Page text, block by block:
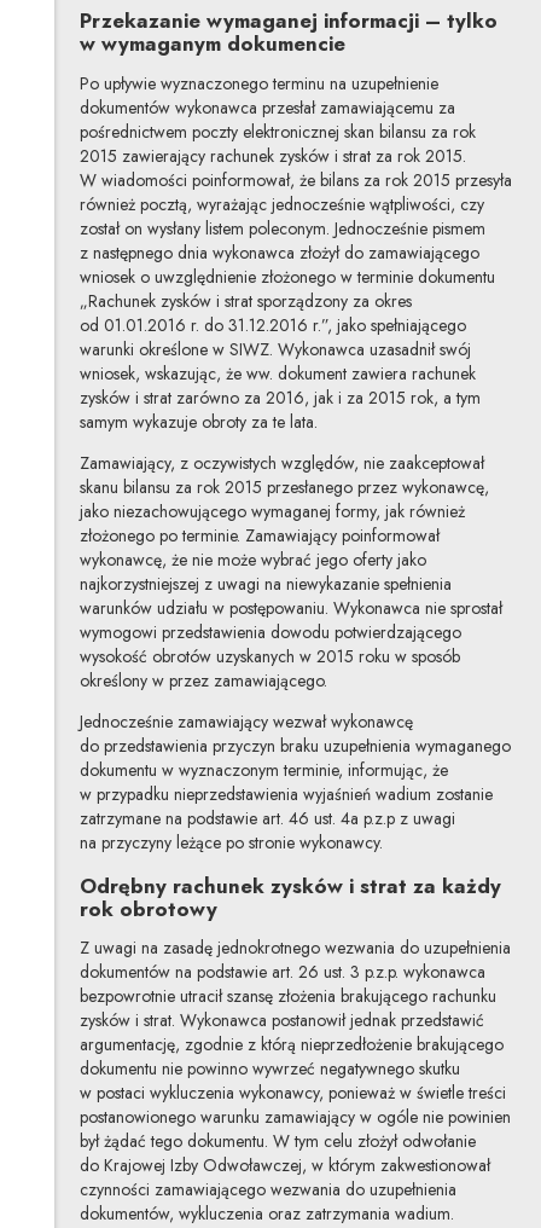
Przekazanie wymaganej informacji – tylko
w wymaganym dokumencie
Po upływie wyznaczonego terminu na uzupełnienie
dokumentów wykonawca przesłał zamawiającemu za
pośrednictwem poczty elektronicznej skan bilansu za rok
2015 zawierający rachunek zysków i strat za rok 2015.
W wiadomości poinformował, że bilans za rok 2015 przesyła
również pocztą, wyrażając jednocześnie wątpliwości, czy
został on wysłany listem poleconym. Jednocześnie pismem
z następnego dnia wykonawca złożył do zamawiającego
wniosek o uwzględnienie złożonego w terminie dokumentu
„Rachunek zysków i strat sporządzony za okres
od 01.01.2016 r. do 31.12.2016 r.”, jako spełniającego
warunki określone w SIWZ. Wykonawca uzasadnił swój
wniosek, wskazując, że ww. dokument zawiera rachunek
zysków i strat zarówno za 2016, jak i za 2015 rok, a tym
samym wykazuje obroty za te lata.
Zamawiający, z oczywistych względów, nie zaakceptował
skanu bilansu za rok 2015 przesłanego przez wykonawcę,
jako niezachowującego wymaganej formy, jak również
złożonego po terminie. Zamawiający poinformował
wykonawcę, że nie może wybrać jego oferty jako
najkorzystniejszej z uwagi na niewykazanie spełnienia
warunków udziału w postępowaniu. Wykonawca nie sprostał
wymogowi przedstawienia dowodu potwierdzającego
wysokość obrotów uzyskanych w 2015 roku w sposób
określony w przez zamawiającego.
Jednocześnie zamawiający wezwał wykonawcę
do przedstawienia przyczyn braku uzupełnienia wymaganego
dokumentu w wyznaczonym terminie, informując, że
w przypadku nieprzedstawienia wyjaśnień wadium zostanie
zatrzymane na podstawie art. 46 ust. 4a p.z.p z uwagi
na przyczyny leżące po stronie wykonawcy.
Odrębny rachunek zysków i strat za każdy
rok obrotowy
Z uwagi na zasadę jednokrotnego wezwania do uzupełnienia
dokumentów na podstawie art. 26 ust. 3 p.z.p. wykonawca
bezpowrotnie utracił szansę złożenia brakującego rachunku
zysków i strat. Wykonawca postanowił jednak przedstawić
argumentację, zgodnie z którą nieprzedłożenie brakującego
dokumentu nie powinno wywrzeć negatywnego skutku
w postaci wykluczenia wykonawcy, ponieważ w świetle treści
postanowionego warunku zamawiający w ogóle nie powinien
był żądać tego dokumentu. W tym celu złożył odwołanie
do Krajowej Izby Odwoławczej, w którym zakwestionował
czynności zamawiającego wezwania do uzupełnienia
dokumentów, wykluczenia oraz zatrzymania wadium.